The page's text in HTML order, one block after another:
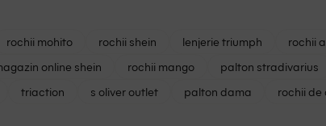
rochii mohito rochii shein lenjerie triumph rochii
online shein rochii mango palton stradivarius
triaction s oliver outlet palton dama rochii de